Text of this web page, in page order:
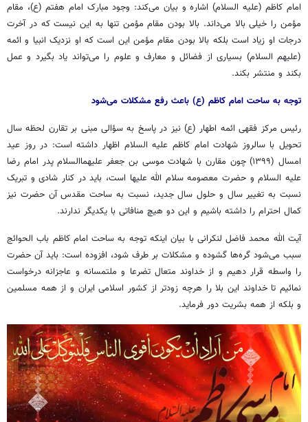
امام کاظم (علیه السلام) اشاره و بیان می‌کند: وجود مبارک امام هفتم (ع)، مقام
مؤمن را خیلی بالا می‌داند. بالا بودن مقام مؤمن تنها به این نیست که در آخرت
درجات او زیاد است بلکه بالا بودن مقام مؤمن این است که او نزدیک انبیا و ائمه
(علیهم السلام) بسیاری از فضائل و معارف و علوم را می‌تواند یاد بگیرد و عمل
بکند و منتشر بکند.
توجه به ساحت امام کاظم (ع) باعث رفع مشکلات می‌شود
رئیس مرکز فقهی ائمه اطهار (ع) نیز در پاسخ به سؤالی مبنی بر تقارن لحظه سال
تحویل با سالروز شهادت امام کاظم علیه السلام اظهار داشته است: در روز عید
امسال (۱۳۹۹) چون مقارن با شهادت موسی بن جعفر علیهماالسلام پدر امام رضا
علیه السلام و حضرت معصومه سلام الله علیها است، باید در کنار شادی و تبریک
نسبت به تغییر سال و حلول سال جدید، نسبت به ساحت مقدس آن حضرت نیز
کمال احترام را داشته باشیم و این دو هیچ منافاتی با یکدیگر ندارند.
آیت الله محمد فاضل لنکرانی با بیان اینکه توجه به ساحت امام کاظم باب الحوائج
سبب می‌شود گره‌ها گشوده و مشکلات بر طرف شود، افزوده است: باید آن حضرت
را واسطه قرار دهیم و از خداوند متعالتضرعا و ملتمسانه و عاجزانه درخواست
نمائیم تا خداوند این بلا را هرچه زودتر از کشور اسلامی ایران و از همه مسلمین
و بلکه از همه بشریت دور فرماید.